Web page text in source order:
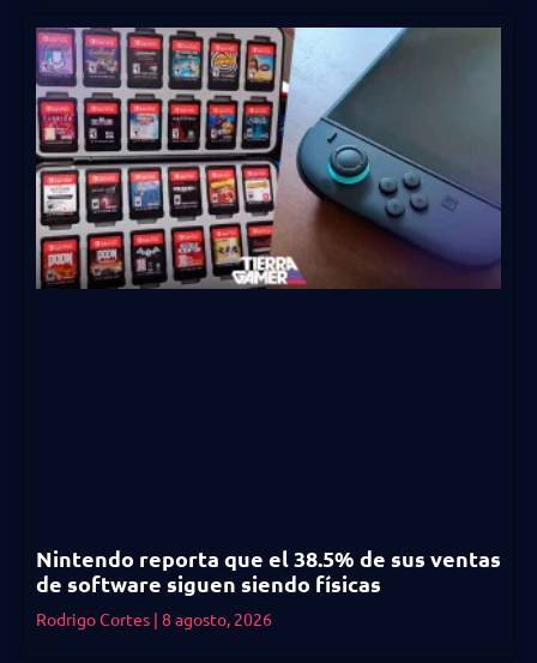
Nintendo reporta que el 38.5% de sus ventas
de software siguen siendo físicas
Rodrigo Cortes 8 agosto, 2026